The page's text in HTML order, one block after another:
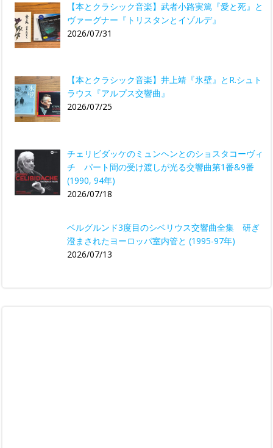
【本とクラシック音楽】武者小路実篤『愛と死』と
ヴァーグナー『トリスタンとイゾルデ』
2026/07/31
【本とクラシック音楽】井上靖『氷壁』とR.シュト
ラウス『アルプス交響曲』
2026/07/25
チェリビダッケのミュンヘンとのショスタコーヴィ
チ パート間の受け渡しが光る交響曲第1番&9番
(1990, 94年)
2026/07/18
ベルグルンド3度目のシベリウス交響曲全集 研ぎ
澄まされたヨーロッパ室内管と (1995-97年)
2026/07/13